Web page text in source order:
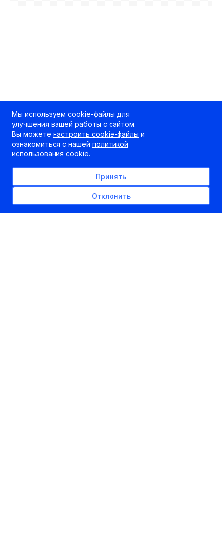
Мы используем cookie-файлы для
улучшения вашей работы с сайтом.
Вы можете настроить cookie-файлы и
ознакомиться с нашей политикой
использования cookie.
Принять
Отклонить